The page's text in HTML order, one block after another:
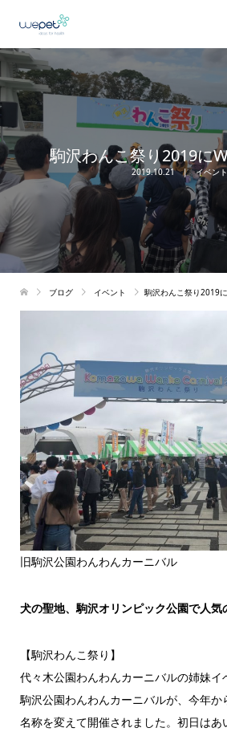
駒沢わんこ祭り2019に
2019.10.21 イベント
ブログ イベント 駒沢わんこ祭り2019
旧駒沢公園わんわんカーニバル
犬の聖地、駒沢オリンピック公園で人気
【駒沢わんこ祭り】
代々木公園わんわんカーニバルの姉妹イ
駒沢公園わんわんカーニバルが、今年か
名称を変えて開催されました。初日はあ